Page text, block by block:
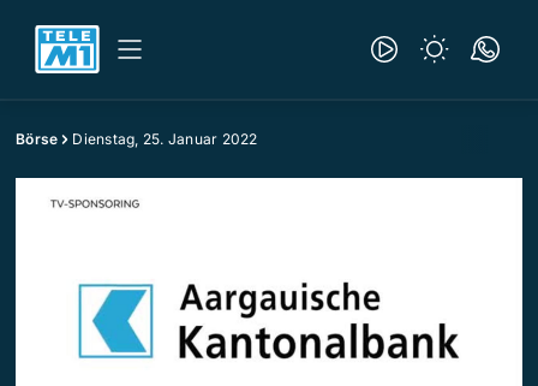
Börse Dienstag, 25. Januar 2022